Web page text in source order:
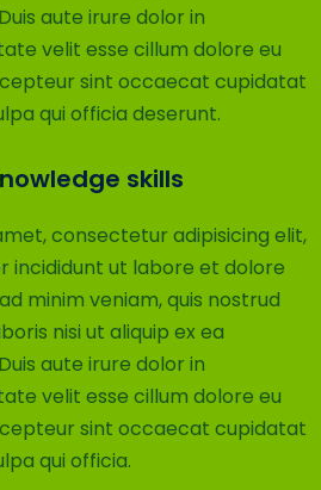
aute irure dolor in
velit esse cillum dolore eu
sint occaecat cupidatat
qui officia deserunt.
skills
consectetur adipisicing elit,
incididunt ut labore et dolore
minim veniam, quis nostrud
nisi ut aliquip ex ea
aute irure dolor in
velit esse cillum dolore eu
sint occaecat cupidatat
qui officia.